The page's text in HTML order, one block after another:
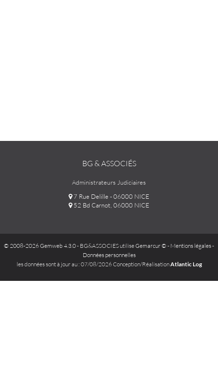
BG & ASSOCIÉS
Administrateurs Judiciaires
7 Rue Delille - 06000 NICE
52 Bd Carnot, 06000 NICE
© 2008-2026 Gemweb 4.3.0- BG&ASSOCIES utiliseGemarcur © - Mentions légales-
Données personnelles
les données sont à jour au : 07/08/2026 Conception/RéalisationAtlantic Log